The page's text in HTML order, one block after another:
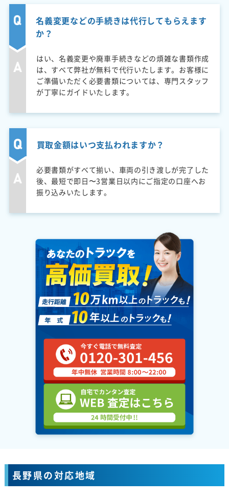
名義変更などの手続きは代行してもらえます
か？
はい、名義変更や廃車手続きなどの煩雑な書類作成
は、すべて弊社が無料で代行いたします。お客様に
ご準備いただく必要書類については、専門スタッフ
が丁寧にガイドいたします。
買取金額はいつ支払われますか？
必要書類がすべて揃い、車両の引き渡しが完了した
後、最短で即日〜3営業日以内にご指定の口座へお
振り込みいたします。
長野県の対応地域